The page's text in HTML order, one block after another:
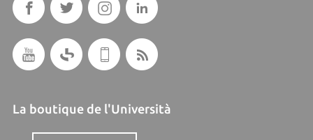
La boutique de l'Università